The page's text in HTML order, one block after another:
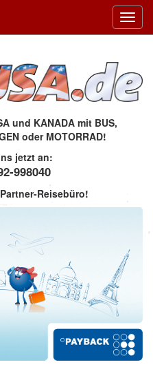
und KANADA mit BUS,
oder MOTORRAD!
jetzt an:
998040
Reisebüro!